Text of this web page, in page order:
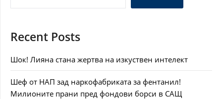
Recent Posts
Шок! Лияна стана жертва на изкуствен интелект
Шеф от НАП зад наркофабриката за фентанил!
Милионите прани пред фондови борси в САЩ